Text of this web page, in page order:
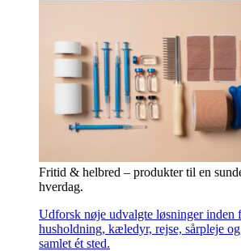
Fritid & helbred – produkter til en
hverdag.
Udforsk nøje udvalgte løsninger inden
husholdning, kæledyr, rejse, sårpleje
samlet ét sted.